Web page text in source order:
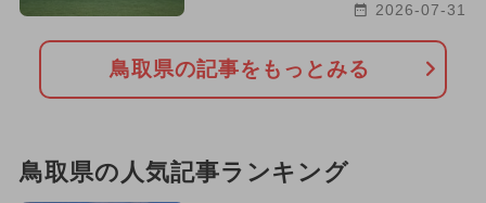
2026-07-31
鳥取県の記事をもっとみる
鳥取県の人気記事ランキング